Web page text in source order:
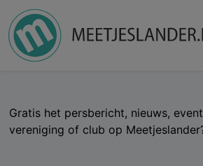
Gratis het persbericht, nieuws,
vereniging of club op